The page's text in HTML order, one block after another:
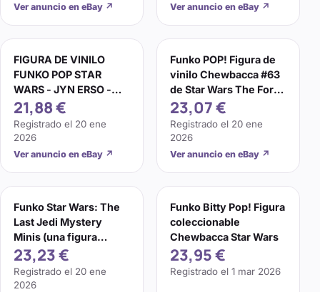
Ver anuncio en eBay ↗ Ver anuncio en eBay ↗
FIGURA DE VINILO
FUNKO POP STAR
WARS - JYN ERSO -
#138
21,88 €
Registrado el 20 ene
2026
Ver anuncio en eBay ↗
Funko POP! Figura de
vinilo Chewbacca #63
de Star Wars The Force
Awakens
23,07 €
Registrado el 20 ene
2026
Ver anuncio en eBay ↗
Funko Star Wars: The
Last Jedi Mystery
Minis (una figura
aleatoria)
23,23 €
Registrado el 20 ene
2026
Funko Bitty Pop! Figura
coleccionable
Chewbacca Star Wars
23,95 €
Registrado el 1 mar 2026